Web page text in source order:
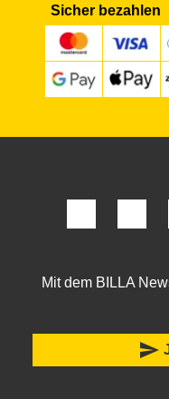
Sicher bezahlen
Mit dem BILLA
send